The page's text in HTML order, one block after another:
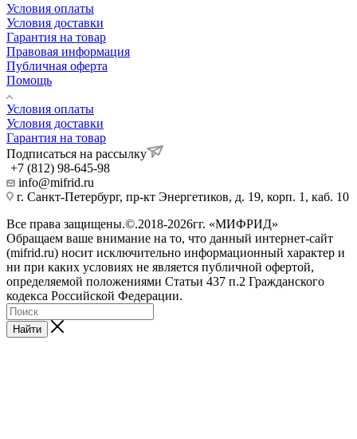
Условия оплаты
Условия доставки
Гарантия на товар
Правовая информация
Публичная оферта
Помощь
Условия оплаты
Условия доставки
Гарантия на товар
Подписаться на рассылку
+7 (812) 98-645-98
info@mifrid.ru
г. Санкт-Петербург, пр-кт Энергетиков, д. 19, корп. 1, каб. 10
Все права защищены.©.2018-2026гг. «МИФРИД»
Обращаем ваше внимание на то, что данный интернет-сайт
(mifrid.ru) носит исключительно информационный характер и
ни при каких условиях не является публичной офертой,
определяемой положениями Статьи 437 п.2 Гражданского
кодекса Российской Федерации.
Найти